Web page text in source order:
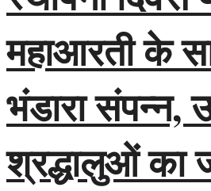
महाआरती के
भंडारा संपन्न,
श्रद्धालुओं का